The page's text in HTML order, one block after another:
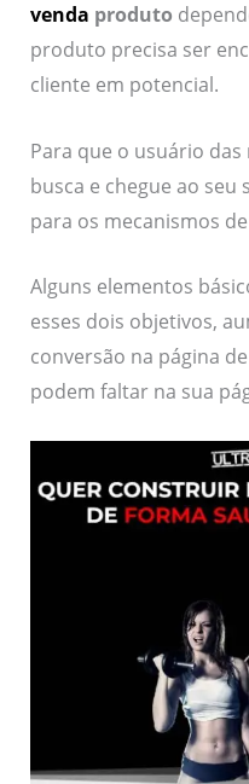
venda produto
produto precisa ser
cliente em potencial.
Para que o usuário
busca e chegue ao seu
para os mecanismos de
Alguns elementos
esses dois objetivos,
conversão na página
podem faltar na sua